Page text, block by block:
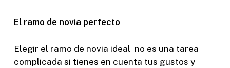
El ramo de novia perfecto
Elegir el ramo de novia ideal no es una tarea
complicada si tienes en cuenta tus gustos y